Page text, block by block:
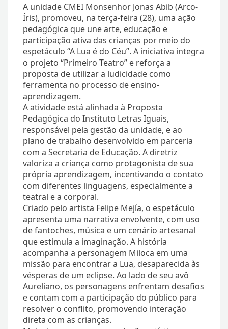
A unidade CMEI Monsenhor Jonas Abib (Arco-
Íris), promoveu, na terça-feira (28), uma ação
pedagógica que une arte, educação e
participação ativa das crianças por meio do
espetáculo “A Lua é do Céu”. A iniciativa integra
o projeto “Primeiro Teatro” e reforça a
proposta de utilizar a ludicidade como
ferramenta no processo de ensino-
aprendizagem.
A atividade está alinhada à Proposta
Pedagógica do Instituto Letras Iguais,
responsável pela gestão da unidade, e ao
plano de trabalho desenvolvido em parceria
com a Secretaria de Educação. A diretriz
valoriza a criança como protagonista de sua
própria aprendizagem, incentivando o contato
com diferentes linguagens, especialmente a
teatral e a corporal.
Criado pelo artista Felipe Mejía, o espetáculo
apresenta uma narrativa envolvente, com uso
de fantoches, música e um cenário artesanal
que estimula a imaginação. A história
acompanha a personagem Miloca em uma
missão para encontrar a Lua, desaparecida às
vésperas de um eclipse. Ao lado de seu avô
Aureliano, os personagens enfrentam desafios
e contam com a participação do público para
resolver o conflito, promovendo interação
direta com as crianças.